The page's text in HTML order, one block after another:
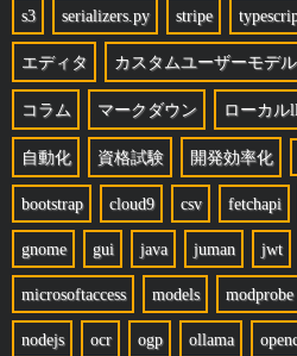
s3 serializers.py stripe
エディタ カスタムユーザーモデル
コラム マークダウン ローカル
自動化 資格試験 開発効率化
bootstrap cloud9 csv fetchapi
gnome gui java juman jwt
microsoftaccess models modprobe
nodejs ocr ogp ollama